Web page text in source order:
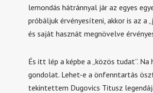
lemondás hátránnyal jár az egyes
próbáljuk érvényesíteni, akkor is az a
és saját hasznát megnövelve
És itt lép a képbe a „közös tudat”.
gondolat. Lehet-e a önfenntartás
tekintettem Dugovics Titusz